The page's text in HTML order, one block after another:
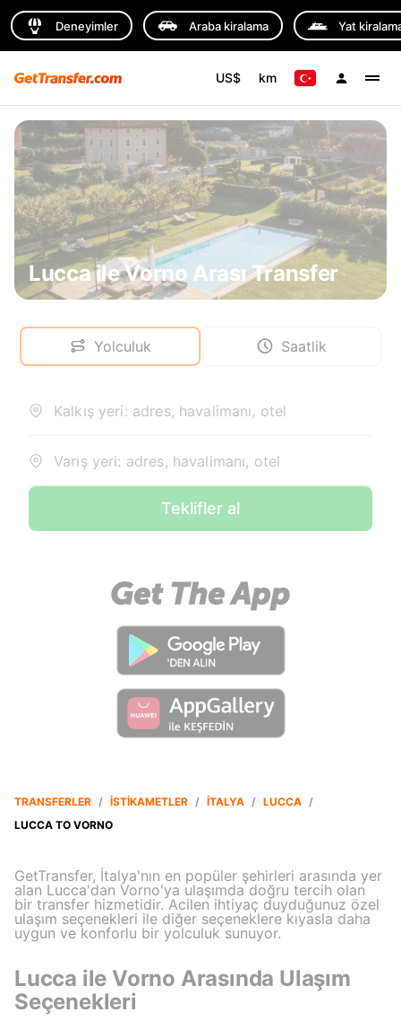
Deneyimler Araba kiralama Yat
US$ km
Lucca ile Vorno Arası Transfer
Yolculuk Saatlik
Kalkış yeri: adres, havalimanı, otel
Varış yeri: adres, havalimanı, otel
Teklifler al
TRANSFERLER / İSTIKAMETLER / İTALYA / LUCCA /
LUCCA TO VORNO
GetTransfer, İtalya'nın en popüler şehirleri arasında yer
alan Lucca'dan Vorno'ya ulaşımda doğru tercih olan
bir transfer hizmetidir. Acilen ihtiyaç duyduğunuz özel
ulaşım seçenekleri ile diğer seçeneklere kıyasla daha
uygun ve konforlu bir yolculuk sunuyor.
Lucca ile Vorno Arasında Ulaşım
Seçenekleri